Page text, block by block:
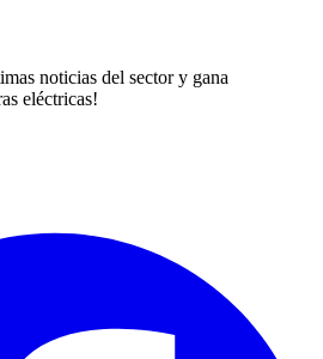
noticias del sector y gana
eléctricas!